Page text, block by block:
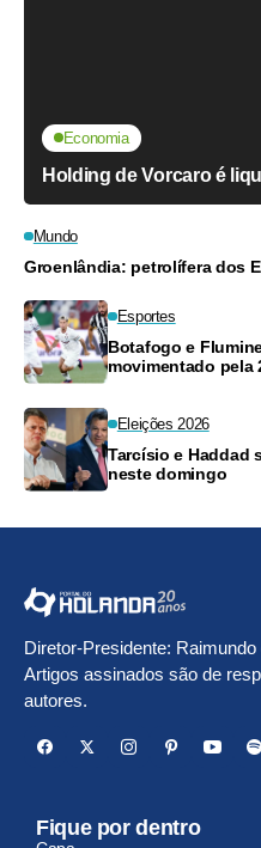
Economia
Holding de Vorcaro é
Mundo
Groenlândia: petrolífera dos
Esportes
Botafogo e
movimentado pela
Eleições 2026
Tarcísio e Haddad
neste domingo
Diretor-Presidente: Raimundo
Artigos assinados são de
autores.
Fique por dentro